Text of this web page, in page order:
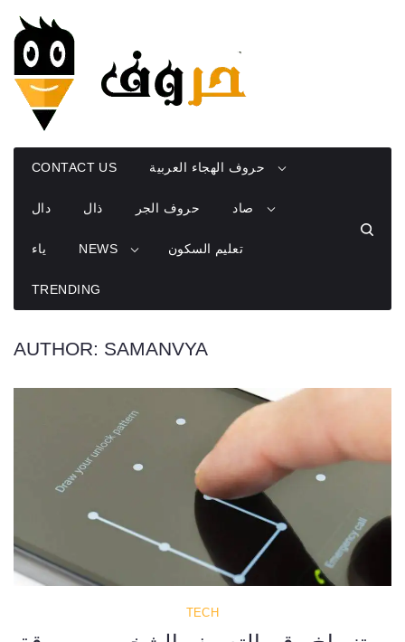
content
CONTACT US حروف الهجاء العربية
دال ذال حروف الجر صاد
ياء NEWS تعليم السكون
TRENDING
AUTHOR: SAMANVYA
TECH